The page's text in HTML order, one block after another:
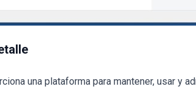
una plataforma para mantener, usar y